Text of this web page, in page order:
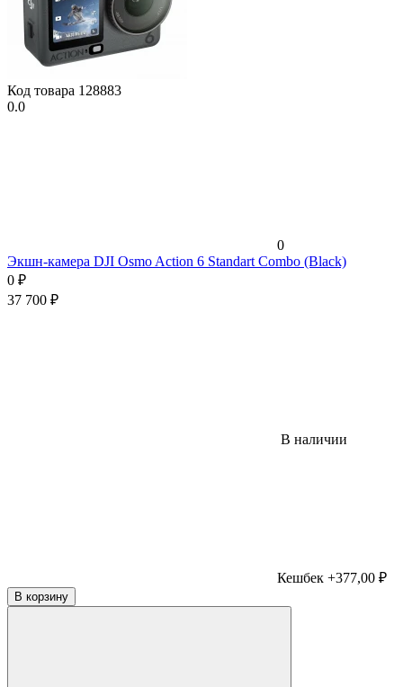
Код товара 128883
0.0
0
Экшн-камера DJI Osmo Action 6 Standart Combo (Black)
0 ₽
37 700 ₽
В наличии
Кешбек +377,00 ₽
В корзину